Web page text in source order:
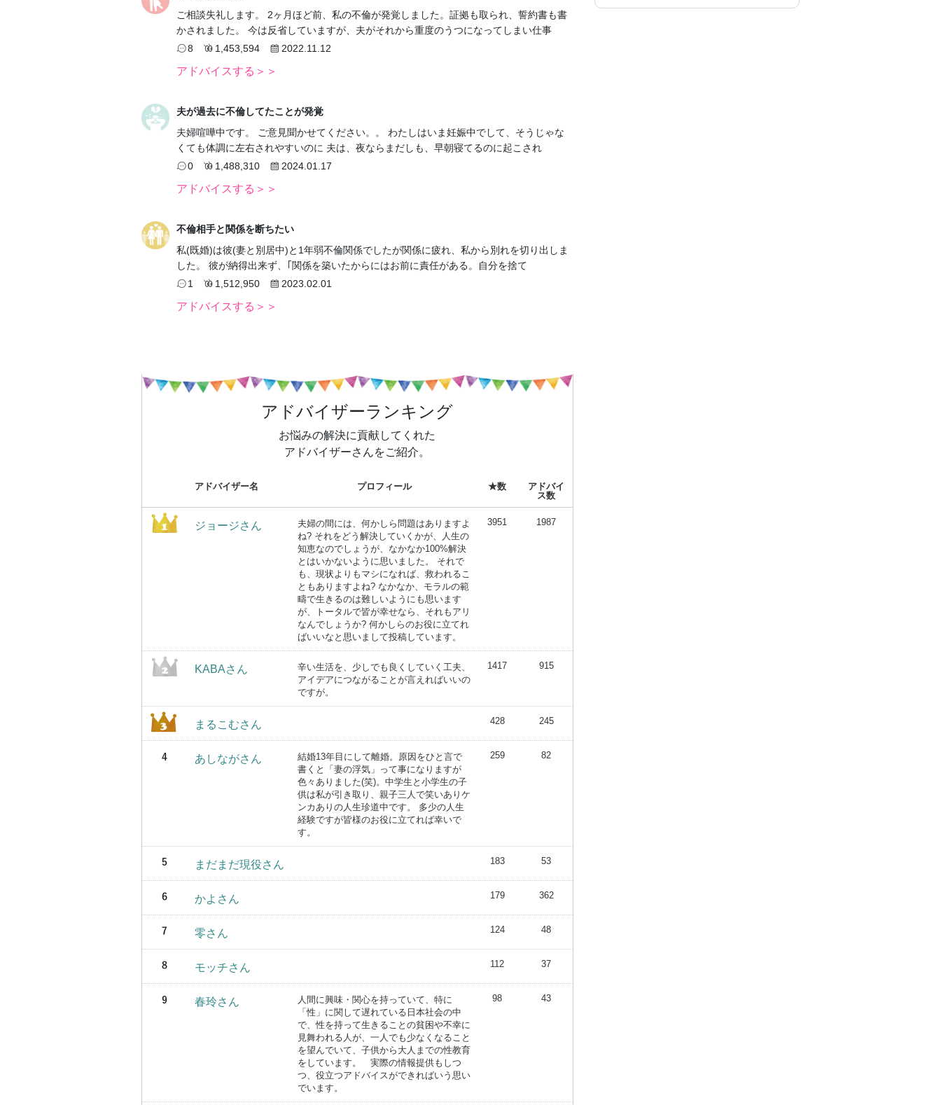
ご相談失礼します。 2ヶ月ほど前、私の不倫が発覚しました。証拠も取られ、誓約書も書
かされました。 今は反省していますが、夫がそれから重度のうつになってしまい仕事
8
1,453,594 2022.11.12
アドバイスする＞＞
夫が過去に不倫してたことが発覚
夫婦喧嘩中です。 ご意見聞かせてください。。 わたしはいま妊娠中でして、そうじゃな
くても体調に左右されやすいのに 夫は、夜ならまだしも、早朝寝てるのに起こされ
0
1,488,310 2024.01.17
アドバイスする＞＞
不倫相手と関係を断ちたい
私(既婚)は彼(妻と別居中)と1年弱不倫関係でしたが関係に疲れ、私から別れを切り出しま
した。 彼が納得出来ず、｢関係を築いたからにはお前に責任がある。自分を捨て
1
1,512,950 2023.02.01
アドバイスする＞＞
アドバイザーランキング
お悩みの解決に貢献してくれた
アドバイザーさんをご紹介。
アドバイザー名 プロフィール ★数
アドバイ
ス数
ジョージさん
夫婦の間には、何かしら問題はありますよ
ね? それをどう解決していくかが、人生の
知恵なのでしょうが、なかなか100%解決
とはいかないように思いました。 それで
も、現状よりもマシになれば、救われるこ
ともありますよね? なかなか、モラルの範
疇で生きるのは難しいようにも思います
が、トータルで皆が幸せなら、それもアリ
なんでしょうか? 何かしらのお役に立てれ
ばいいなと思いまして投稿しています。
3951 1987
KABAさん
辛い生活を、少しでも良くしていく工夫、
アイデアにつながることが言えればいいの
ですが。
1417 915
まるこむさん 428 245
あしながさん
結婚13年目にして離婚。原因をひと言で
書くと「妻の浮気」って事になりますが
色々ありました(笑)。中学生と小学生の子
供は私が引き取り、親子三人で笑いありケ
ンカありの人生珍道中です。 多少の人生
経験ですが皆様のお役に立てれば幸いで
す。
259 82
まだまだ現役さん 183 53
かよさん 179 362
零さん 124 48
モッチさん 112 37
春玲さん
人間に興味・関心を持っていて、特に
「性」に関して遅れている日本社会の中
で、性を持って生きることの貧困や不幸に
見舞われる人が、一人でも少なくなること
を望んでいて、子供から大人までの性教育
をしています。 実際の情報提供もしつ
つ、役立つアドバイスができればいう思い
でいます。
98 43